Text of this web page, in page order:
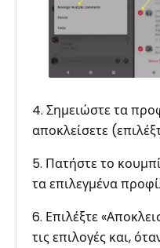
4. Σημειώστε τα
αποκλείσετε
5. Πατήστε το
τα επιλεγμένα
6. Επιλέξτε
τις επιλογές και,